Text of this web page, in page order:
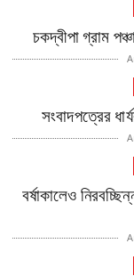
চকদ্বীপা গ্রাম
সংবাদপত্রের
বর্ষাকালেও